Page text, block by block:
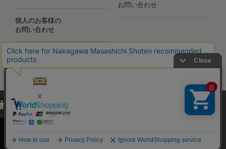
個人のお客様の
お問い合わせ
お問い合わせ
Copyright©2000-2026
Nakagawa Masashichi Shoten All Rights Reserved.
当サイトでは、当サイト内における閲覧履歴・属性情報などの取得およ
び利便性向上のためにクッキー（Cookie）を使用いたします。詳細に
関しては「プライバシーポリシー
承諾する